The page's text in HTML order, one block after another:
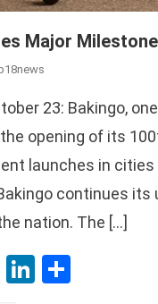
Major
23: Bakingo,
opening of its
launches in cities
continues
nation. The […]
PocketLinkedIn